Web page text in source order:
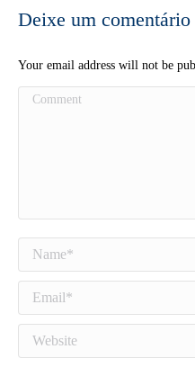
Deixe um comentário
Your email address will not be
Comment